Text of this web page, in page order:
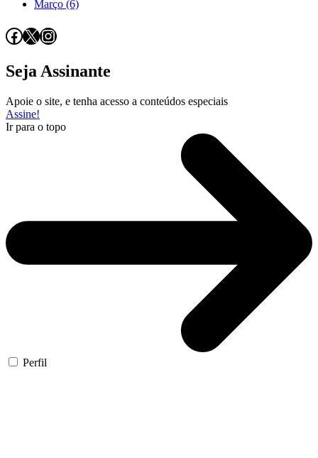
Março (6)
Facebook
X Instagram
Seja Assinante
Apoie o site, e tenha acesso a conteúdos especiais
Assine!
Ir para o topo
Perfil